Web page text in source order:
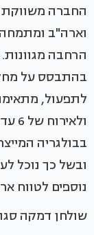
החברה משווקת
וארה"ב
בהתבסס על
לתפעול,
בבולגריה
ובשל כך נוכל
נוספים לטווח
שולחן דמקה